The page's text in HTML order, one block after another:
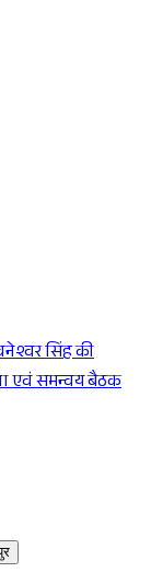
सिंह की
एवं समन्वय बैठक